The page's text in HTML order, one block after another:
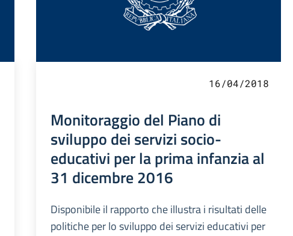
16/04/2018
Monitoraggio del Piano di
sviluppo dei servizi socio-
educativi per la prima infanzia al
31 dicembre 2016
Disponibile il rapporto che illustra i risultati delle
politiche per lo sviluppo dei servizi educativi per